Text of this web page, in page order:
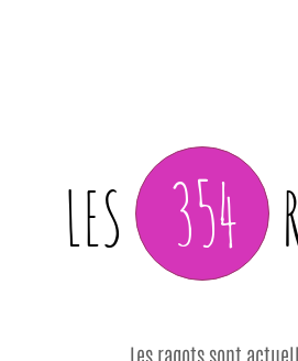
LES 354
Les ragots sont